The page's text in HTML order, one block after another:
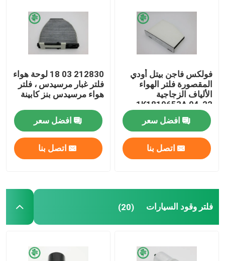
مرشحات معدات البناء
فلاتر طاقة المولدات
مرشح جرار العشب
مرشحات الدراجات النارية
فولكس فاجن بيتل أودي
المقصورة فلتر الهواء
الألياف الزجاجية
1K1819653A 04-22
افضل سعر
اتصل بنا
212830 03 18 لوحة هواء
فلتر غبار مرسيدس ، فلتر
هواء مرسيدس بنز كابينة
افضل سعر
اتصل بنا
فلتر وقود السيارات (20)